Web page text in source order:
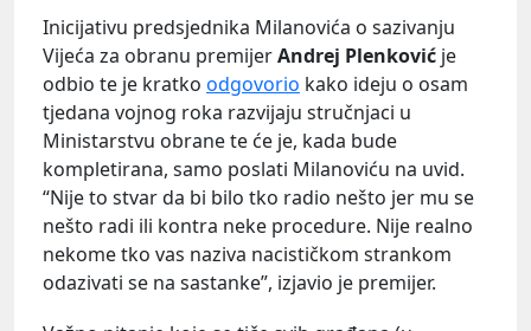
Inicijativu predsjednika Milanovića o sazivanju
Vijeća za obranu premijerAndrej Plenković je
odbio te je kratko odgovorio kako ideju o osam
tjedana vojnog roka razvijaju stručnjaci u
Ministarstvu obrane te će je, kada bude
kompletirana, samo poslati Milanoviću na uvid.
“Nije to stvar da bi bilo tko radio nešto jer mu se
nešto radi ili kontra neke procedure. Nije realno
nekome tko vas naziva nacističkom strankom
odazivati se na sastanke”, izjavio je premijer.